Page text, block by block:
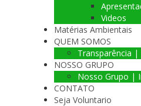
Videos
Matérias Ambientais
QUEM SOMOS
Transparência |
NOSSO GRUPO
Nosso Grupo |
CONTATO
Seja Voluntario